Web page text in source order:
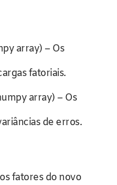
array) – Os
fatoriais.
array) – Os
de erros.
fatores do novo